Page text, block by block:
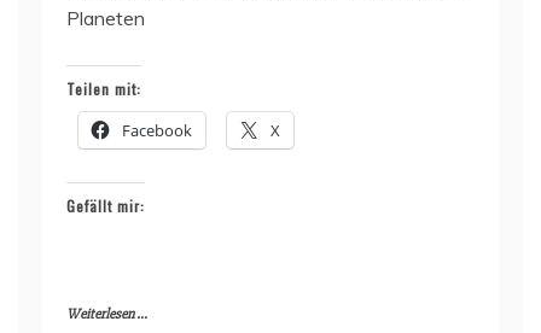
Planeten
Teilen mit:
Facebook X
Gefällt mir:
Weiterlesen ...